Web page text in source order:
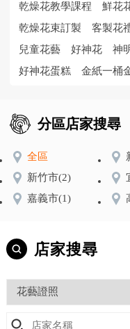
乾燥花教學課程
鮮花
乾燥花束訂製
客製花
兒童花藝
好神花 神
好神花蛋糕
金紙一桶
分區店家搜尋
全區
新竹市(2)
嘉義市(1)
店家搜尋